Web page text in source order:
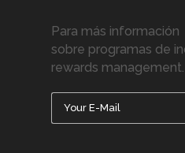
Para más información
sobre programas de
rewards management.